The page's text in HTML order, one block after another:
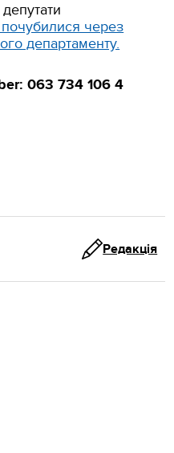
через
департаменту.
063 734 106 4
Редакція